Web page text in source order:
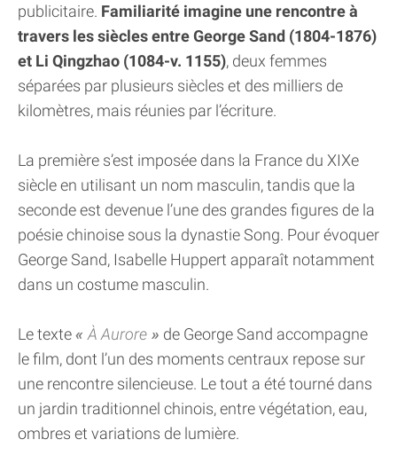
publicitaire. Familiarité imagine une rencontre à
travers les siècles entre George Sand (1804-1876)
et Li Qingzhao (1084-v. 1155), deux femmes
séparées par plusieurs siècles et des milliers de
kilomètres, mais réunies par l’écriture.
La première s’est imposée dans la France du XIXe
siècle en utilisant un nom masculin, tandis que la
seconde est devenue l’une des grandes figures de la
poésie chinoise sous la dynastie Song. Pour évoquer
George Sand, Isabelle Huppert apparaît notamment
dans un costume masculin.
Le texte À Aurore
de George Sand accompagne
le film, dont l’un des moments centraux repose sur
une rencontre silencieuse. Le tout a été tourné dans
un jardin traditionnel chinois, entre végétation, eau,
ombres et variations de lumière.